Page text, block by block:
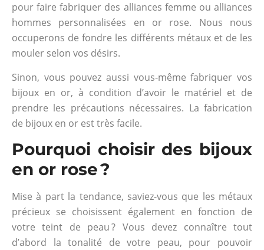
pour faire fabriquer des alliances femme ou alliances
hommes personnalisées en or rose. Nous nous
occuperons de fondre les différents métaux et de les
mouler selon vos désirs.
Sinon, vous pouvez aussi vous-même fabriquer vos
bijoux en or, à condition d’avoir le matériel et de
prendre les précautions nécessaires. La fabrication
de bijoux en or est très facile.
Pourquoi choisir des bijoux
en or rose ?
Mise à part la tendance, saviez-vous que les métaux
précieux se choisissent également en fonction de
votre teint de peau ? Vous devez connaître tout
d’abord la tonalité de votre peau, pour pouvoir